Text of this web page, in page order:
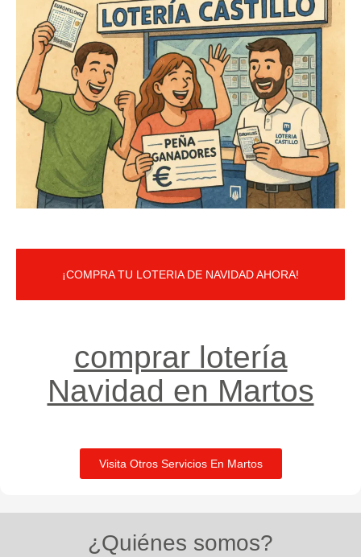
¡COMPRA TU LOTERIA DE NAVIDAD AHORA!
comprar lotería
Navidad en Martos
Visita Otros Servicios En Martos
¿Quiénes somos?